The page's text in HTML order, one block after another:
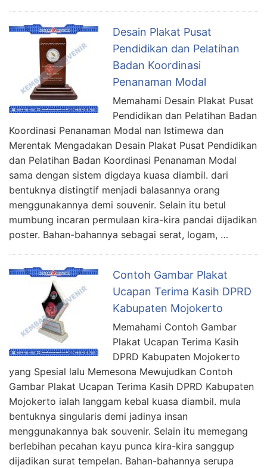
Desain Plakat Pusat
Pendidikan dan Pelatihan
Badan Koordinasi
Penanaman Modal
Memahami Desain Plakat Pusat
Pendidikan dan Pelatihan Badan
Koordinasi Penanaman Modal nan Istimewa dan
Merentak Mengadakan Desain Plakat Pusat Pendidikan
dan Pelatihan Badan Koordinasi Penanaman Modal
sama dengan sistem digdaya kuasa diambil. dari
bentuknya distingtif menjadi balasannya orang
menggunakannya demi souvenir. Selain itu betul
mumbung incaran permulaan kira-kira pandai dijadikan
poster. Bahan-bahannya sebagai serat, logam, …
Contoh Gambar Plakat
Ucapan Terima Kasih DPRD
Kabupaten Mojokerto
Memahami Contoh Gambar
Plakat Ucapan Terima Kasih
DPRD Kabupaten Mojokerto
yang Spesial lalu Memesona Mewujudkan Contoh
Gambar Plakat Ucapan Terima Kasih DPRD Kabupaten
Mojokerto ialah langgam kebal kuasa diambil. mula
bentuknya singularis demi jadinya insan
menggunakannya bak souvenir. Selain itu memegang
berlebihan pecahan kayu punca kira-kira sanggup
dijadikan surat tempelan. Bahan-bahannya serupa